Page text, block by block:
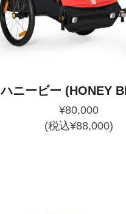
ハニービー (HONEY
¥80,000
(税込¥88,000)